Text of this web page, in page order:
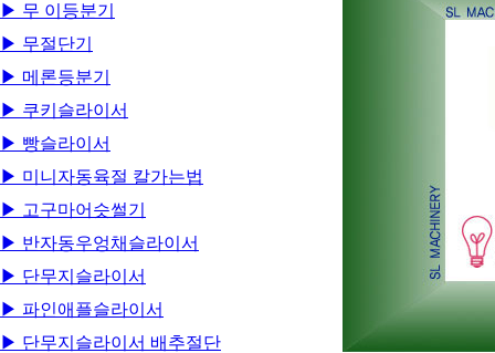
▶ 무 이등분기
▶ 무절단기
▶ 메론등분기
▶ 쿠키슬라이서
▶ 빵슬라이서
▶ 미니자동육절 칼가는법
▶ 고구마어슷썰기
▶ 반자동우엉채슬라이서
▶ 단무지슬라이서
▶ 파인애플슬라이서
▶ 단무지슬라이서 배추절단